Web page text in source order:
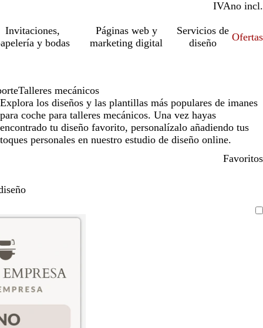
IVAincl.
no incl.
Invitaciones,
y bodas
Páginas web y
marketing digital
Servicios de
diseño
Ofertas
Talleres mecánicos
Explora los diseños y las plantillas más populares de imanes
para coche para talleres mecánicos. Una vez hayas
encontrado tu diseño favorito, personalízalo añadiendo tus
toques personales en nuestro estudio de diseño online.
Favoritos